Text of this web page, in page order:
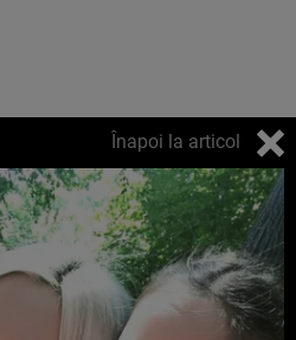
Înapoi la articol